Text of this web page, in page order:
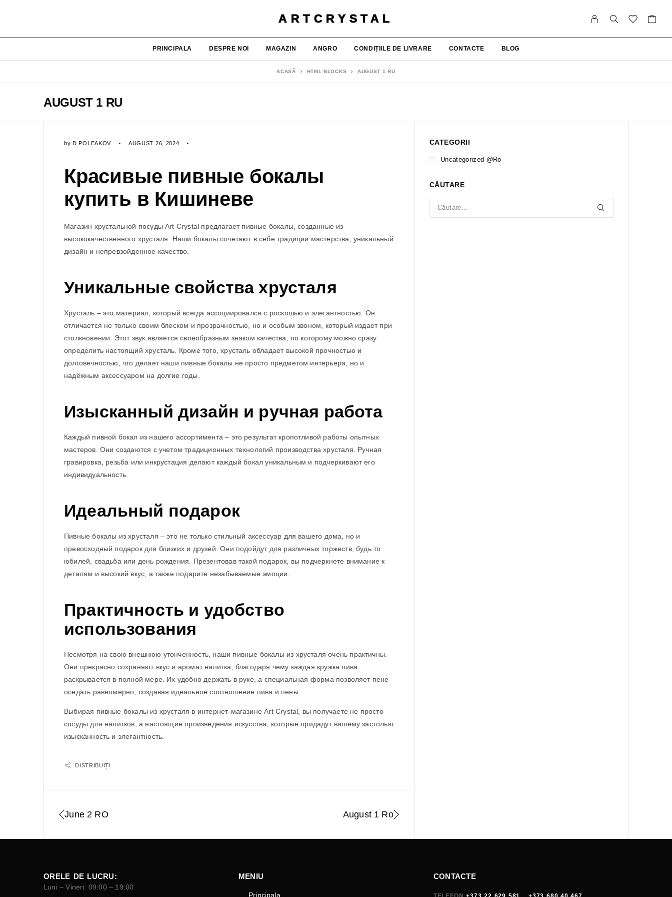
ARTCRYSTAL
PRINCIPALA DESPRE NOI MAGAZIN ANGRO CONDIȚIILE DE LIVRARE CONTACTE BLOG
ACASĂ HTML BLOCKS AUGUST 1 RU
AUGUST 1 RU
by D POLEAKOV AUGUST 26, 2024
Красивые пивные бокалы
купить в Кишиневе
Магазин хрустальной посуды Art Crystal предлагает пивные бокалы, созданные из
высококачественного хрусталя. Наши бокалы сочетают в себе традиции мастерства, уникальный
дизайн и непревзойденное качество.
Уникальные свойства хрусталя
Хрусталь – это материал, который всегда ассоциировался с роскошью и элегантностью. Он
отличается не только своим блеском и прозрачностью, но и особым звоном, который издает при
столкновении. Этот звук является своеобразным знаком качества, по которому можно сразу
определить настоящий хрусталь. Кроме того, хрусталь обладает высокой прочностью и
долговечностью, что делает наши пивные бокалы не просто предметом интерьера, но и
надёжным аксессуаром на долгие годы.
Изысканный дизайн и ручная работа
Каждый пивной бокал из нашего ассортимента – это результат кропотливой работы опытных
мастеров. Они создаются с учетом традиционных технологий производства хрусталя. Ручная
гравировка, резьба или инкрустация делают каждый бокал уникальным и подчеркивают его
индивидуальность.
Идеальный подарок
Пивные бокалы из хрусталя – это не только стильный аксессуар для вашего дома, но и
превосходный подарок для близких и друзей. Они подойдут для различных торжеств, будь то
юбилей, свадьба или день рождения. Презентовав такой подарок, вы подчеркнете внимание к
деталям и высокий вкус, а также подарите незабываемые эмоции.
Практичность и удобство
использования
Несмотря на свою внешнюю утонченность, наши пивные бокалы из хрусталя очень практичны.
Они прекрасно сохраняют вкус и аромат напитка, благодаря чему каждая кружка пива
раскрывается в полной мере. Их удобно держать в руке, а специальная форма позволяет пене
оседать равномерно, создавая идеальное соотношение пива и пены.
Выбирая пивные бокалы из хрусталя в интернет-магазине Art Crystal, вы получаете не просто
сосуды для напитков, а настоящие произведения искусства, которые придадут вашему застолью
изысканность и элегантность.
DISTRIBUIȚI
June 2 RO August 1 Ro
CATEGORII
Uncategorized @ro
CĂUTARE
ORELE DE LUCRU:
Luni – Vineri: 09:00 – 19:00
MENIU
Principala
CONTACTE